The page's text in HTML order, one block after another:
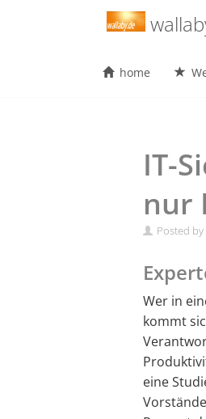
Menu
home
IT-
nur
Posted by
Wer in
kommt
eine